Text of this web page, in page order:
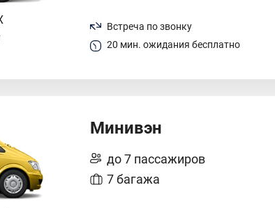
Встреча по звонку
20 мин. ожидания бесплатно
Минивэн
до 7 пассажиров
7 багажа